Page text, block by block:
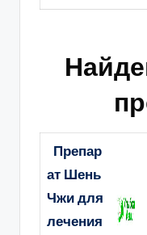
Препар
ат Шень
Чжи для
лечения